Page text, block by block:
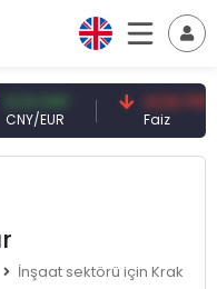
EUR
41,53 TRY
İnşaat sektörü için